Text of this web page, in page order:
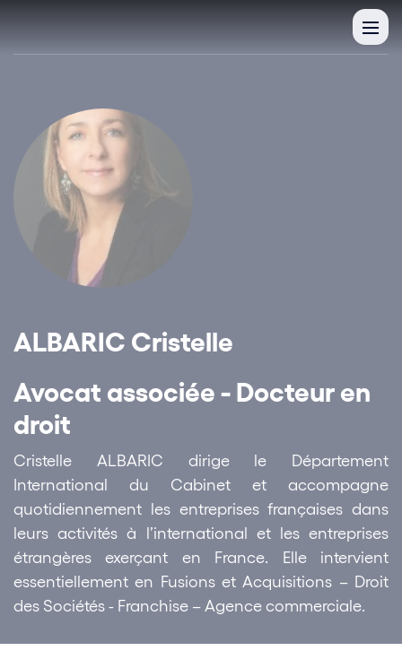
ALBARIC Cristelle
Avocat associée - Docteur en
droit
Cristelle ALBARIC dirige le Département
International du Cabinet et accompagne
quotidiennement les entreprises françaises dans
leurs activités à l’international et les entreprises
étrangères exerçant en France. Elle intervient
essentiellement en Fusions et Acquisitions – Droit
des Sociétés - Franchise – Agence commerciale.